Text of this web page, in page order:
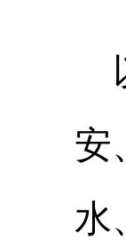
安
水